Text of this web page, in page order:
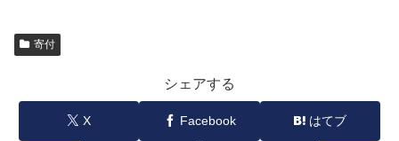
寄付
シェアする
X Facebook はてブ